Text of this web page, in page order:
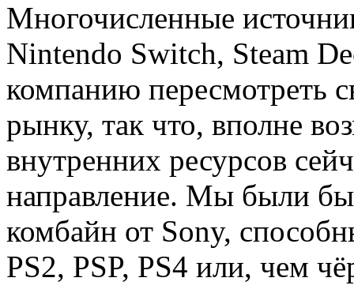
Многочисленные
Nintendo Switch, Steam
компанию пересмотреть
рынку, так что, вполне
внутренних ресурсов
направление. Мы были
комбайн от Sony,
PS2, PSP, PS4 или, чем